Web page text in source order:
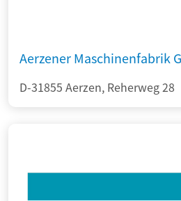
Aerzener Maschinenfabrik
D-31855 Aerzen, Reherweg 28